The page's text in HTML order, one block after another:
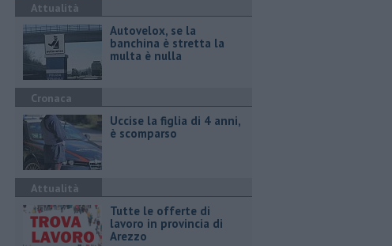
Attualità
Autovelox, se la
banchina è stretta la
multa è nulla
Cronaca
Uccise la figlia di 4 anni,
è scomparso
Attualità
​Tutte le offerte di
lavoro in provincia di
Arezzo